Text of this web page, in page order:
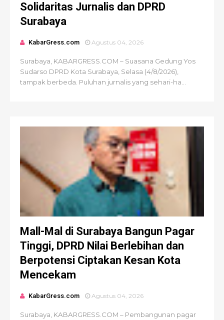
Solidaritas Jurnalis dan DPRD
Surabaya
KabarGress.com Agustus 04, 2026
Surabaya, KABARGRESS.COM – Suasana Gedung Yos
Sudarso DPRD Kota Surabaya, Selasa (4/8/2026),
tampak berbeda. Puluhan jurnalis yang sehari-ha...
Mall-Mal di Surabaya Bangun Pagar
Tinggi, DPRD Nilai Berlebihan dan
Berpotensi Ciptakan Kesan Kota
Mencekam
KabarGress.com Agustus 04, 2026
Surabaya, KABARGRESS.COM – Pembangunan pagar